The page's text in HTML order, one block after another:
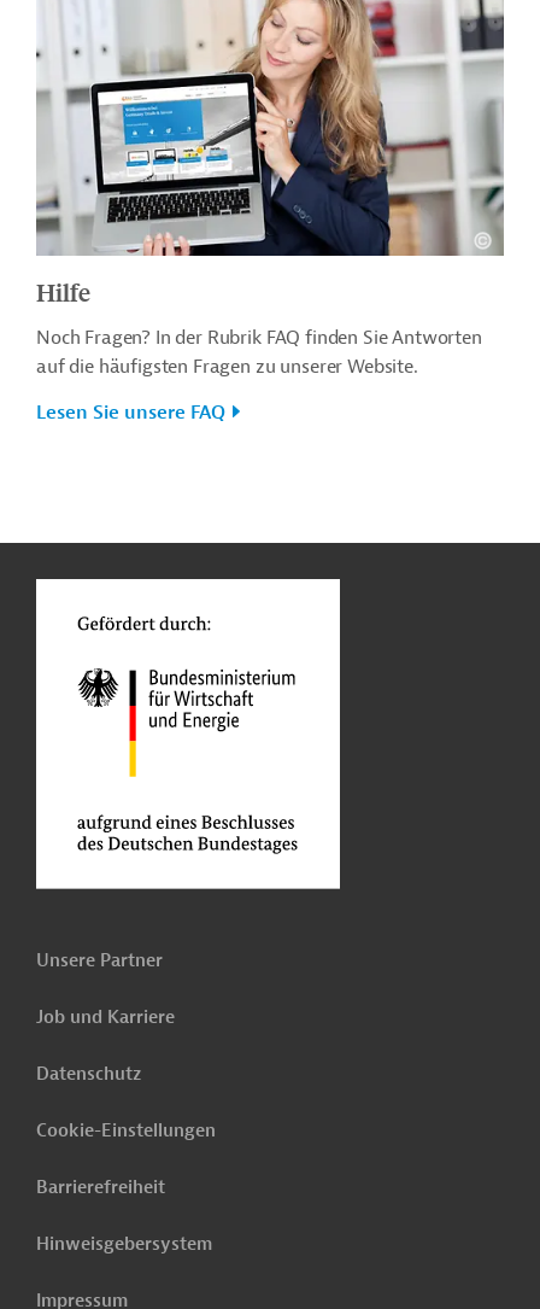
Hilfe
Noch Fragen? In der Rubrik FAQ finden Sie Antworten
auf die häufigsten Fragen zu unserer Website.
Lesen Sie unsere FAQ
Unsere Partner
Job und Karriere
Datenschutz
Cookie-Einstellungen
Barrierefreiheit
Hinweisgebersystem
Impressum